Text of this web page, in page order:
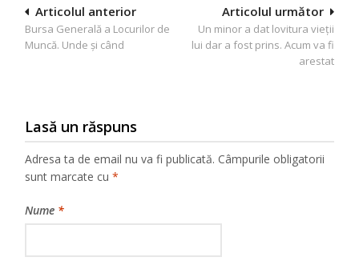
Navigare
în
Articolul următor
Un minor a dat lovitura vieții
lui dar a fost prins. Acum va fi
arestat
Articolul anterior
Bursa Generală a Locurilor de
Muncă. Unde și când
Lasă un răspuns
Adresa ta de email nu va fi publicată. Câmpurile obligatorii
sunt marcate cu*
Nume *